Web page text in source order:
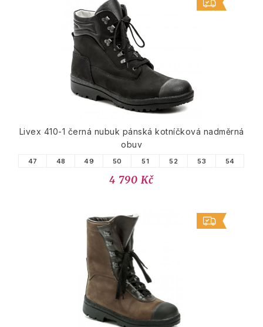
Livex 410-1 černá nubuk pánská kotníčková nadměrná
obuv
47 48 49 50 51 52 53 54
4 790 Kč